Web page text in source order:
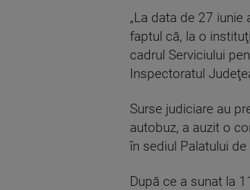
„La data de 27
faptul că, la o
cadrul Serviciului
Inspectoratul
Surse judiciare au
autobuz, a auzit o
în sediul Palatului
După ce a sunat la